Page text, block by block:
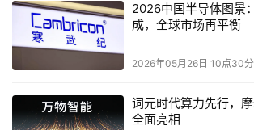
CPU提供动力。“Zen 4”相比“Zen 3”在运
预计IPC将提高 8%-10%，每瓦性能提高
能提高35%。计划于2024年推出的“Zen
和效率，并包括针对人工智能和机器学习
2026中国半导体图景
成，全球市场再平衡
2026年05月26日 10点30分
词元时代算力先行，
全面亮相